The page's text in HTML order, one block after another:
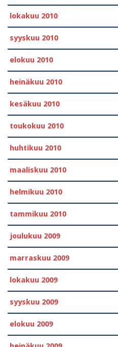
lokakuu 2010
syyskuu 2010
elokuu 2010
heinäkuu 2010
kesäkuu 2010
toukokuu 2010
huhtikuu 2010
maaliskuu 2010
helmikuu 2010
tammikuu 2010
joulukuu 2009
marraskuu 2009
lokakuu 2009
syyskuu 2009
elokuu 2009